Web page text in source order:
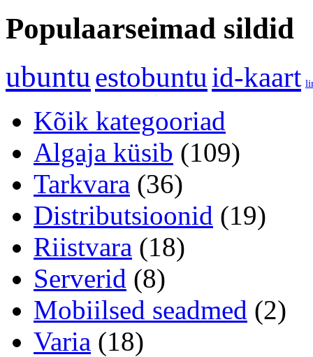
Populaarseimad sildid
ubuntu estobuntu id-kaart
Kõik kategooriad
Algaja küsib (109)
Tarkvara (36)
Distributsioonid (19)
Riistvara (18)
Serverid (8)
Mobiilsed seadmed (2)
Varia (18)